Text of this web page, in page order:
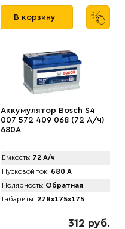
В корзину
Аккумулятор Bosch S4
007 572 409 068 (72 А/ч)
680A
Емкость: 72 А/ч
Пусковой ток: 680 А
Полярность: Обратная
Габариты: 278x175x175
312 руб.